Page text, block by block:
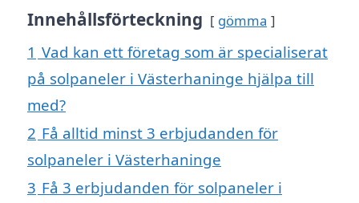
Innehållsförteckning gömma
1 Vad kan ett företag som är specialiserat
på solpaneler i Västerhaninge hjälpa till
med?
2 Få alltid minst 3 erbjudanden för
solpaneler i Västerhaninge
3 Få 3 erbjudanden för solpaneler i